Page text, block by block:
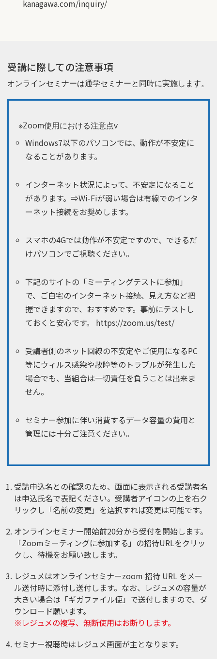
kanagawa.com/inquiry/
受講に際しての注意事項
オンラインセミナーは通学セミナーと同時に実施します。
※Zoom使用における注意点v
Windows7以下のパソコンでは、動作が不安定に
なることがあります。
インターネット状況によって、不安定になること
があります。⇒Wi-Fiが弱い場合は有線でのインタ
ーネット接続をお奨めします。
スマホの4Gでは動作が不安定ですので、できるだ
けパソコンでご視聴ください。
下記のサイトの「ミーティングテストに参加」
で、ご自宅のインターネット接続、見え方など把
握できますので、おすすめです。事前にテストし
ておくと安心です。 https://zoom.us/test/
受講者側のネット回線の不安定やご使用になるPC
等にウィルス感染や故障等のトラブルが発生した
場合でも、当組合は一切責任を負うことは出来ま
せん。
セミナー参加に伴い消費するデータ容量の費用と
管理には十分ご注意ください。
受講申込名との確認のため、画面に表示される受講者名
は申込氏名で表記ください。受講者アイコンの上を右ク
リックし「名前の変更」を選択すれば変更は可能です。
オンラインセミナー開始前20分から受付を開始します。
「Zoomミーティングに参加する」の招待URLをクリッ
クし、待機をお願い致します。
レジュメはオンラインセミナーzoom 招待 URL をメー
ル送付時に添付し送付します。なお、レジュメの容量が
大きい場合は「ギガファイル便」で送付しますので、ダ
ウンロード願います。
※レジュメの複写、無断使用はお断りします。
セミナー視聴時はレジュメ画面が主となります。